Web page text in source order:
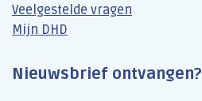
Veelgestelde vragen
Mijn DHD
Nieuwsbrief ontvangen?